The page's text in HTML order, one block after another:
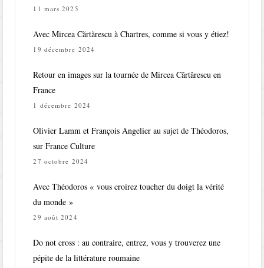
11 mars 2025
Avec Mircea Cărtărescu à Chartres, comme si vous y étiez!
19 décembre 2024
Retour en images sur la tournée de Mircea Cărtărescu en
France
1 décembre 2024
Olivier Lamm et François Angelier au sujet de Théodoros,
sur France Culture
27 octobre 2024
Avec Théodoros « vous croirez toucher du doigt la vérité
du monde »
29 août 2024
Do not cross : au contraire, entrez, vous y trouverez une
pépite de la littérature roumaine